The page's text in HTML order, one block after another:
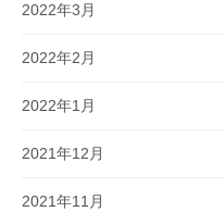
2022年3月
2022年2月
2022年1月
2021年12月
2021年11月